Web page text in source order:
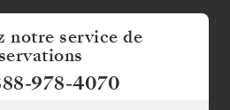
notre service de
978-4070